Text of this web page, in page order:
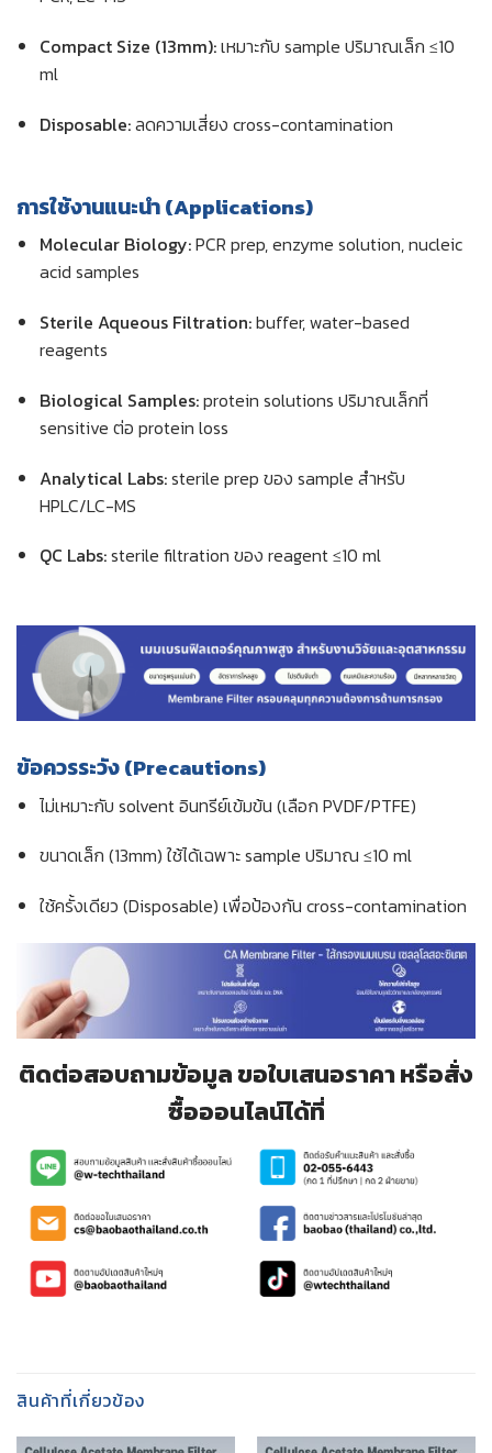
Compact Size (13mm):เหมาะกับ sample ปริมาณเล็ก ≤10
ml
Disposable:ลดความเสี่ยง cross-contamination
การใช้งานแนะนำ (Applications)
Molecular Biology:PCR prep, enzyme solution, nucleic
acid samples
Sterile Aqueous Filtration:buffer, water-based
reagents
Biological Samples:protein solutions ปริมาณเล็กที่
sensitive ต่อ protein loss
Analytical Labs:sterile prep ของ sample สำหรับ
HPLC/LC-MS
QC Labs:sterile filtration ของ reagent ≤10 ml
ข้อควรระวัง (Precautions)
ไม่เหมาะกับ solvent อินทรีย์เข้มข้น (เลือก PVDF/PTFE)
ขนาดเล็ก (13mm) ใช้ได้เฉพาะ sample ปริมาณ ≤10 ml
ใช้ครั้งเดียว (Disposable) เพื่อป้องกัน cross-contamination
ติดต่อสอบถามข้อมูล ขอใบเสนอราคา หรือสั่ง
ซื้อออนไลน์ได้ที่
สินค้าที่เกี่ยวข้อง